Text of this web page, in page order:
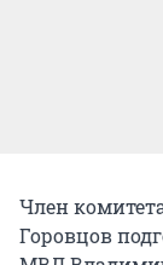
Член
Горовцов